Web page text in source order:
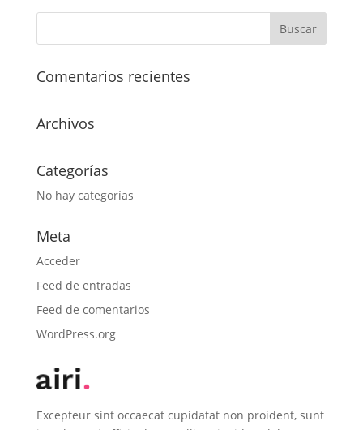
Comentarios recientes
Archivos
Categorías
No hay categorías
Meta
Acceder
Feed de entradas
Feed de comentarios
WordPress.org
Excepteur sint occaecat cupidatat non proident, sunt